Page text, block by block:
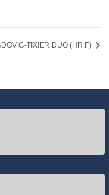
TIXIER DUO (HR,F)